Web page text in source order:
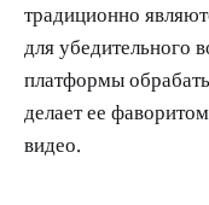
традиционно
для убедительного
платформы
делает ее
видео.